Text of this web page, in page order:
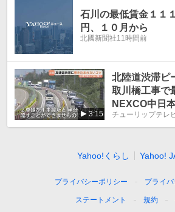
石川の最低賃金１１
円、１０月から
北國新聞社11時間前
3:15
北陸道渋滞
取川橋工事
NEXCO中日
ロ”に聞く う
合流呼びかけ
チューリップテレ
Yahoo!くらし Yahoo!
プライバシーポリシー プライ
ステートメント 規約